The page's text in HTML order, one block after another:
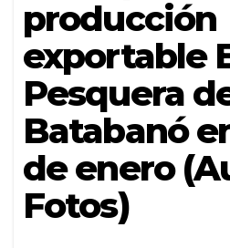
producción
exportable
Pesquera
Batabanó
de enero
Fotos)